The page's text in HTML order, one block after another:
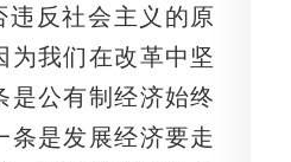
违反社会主义的原
为我们在改革中坚
是公有制经济始终
条是发展经济要走